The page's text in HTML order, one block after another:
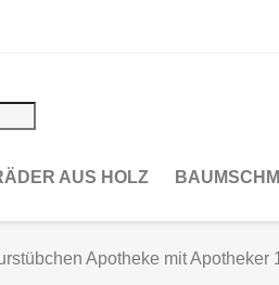
AUS HOLZ
Apotheke mit Apotheker